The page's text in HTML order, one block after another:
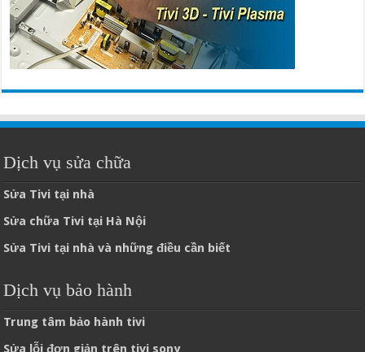
Dịch vụ sửa chữa
Sửa Tivi tại nhà
Sửa chữa Tivi tại Hà Nội
Sửa Tivi tại nhà và những điều cần biết
Dịch vụ bảo hành
Trung tâm bảo hành tivi
Sửa lỗi đơn giản trên tivi sony